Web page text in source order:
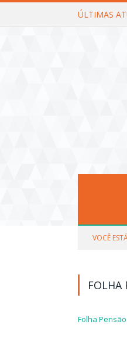
ÚLTIMAS
VOCÊ
FOLHA
Folha